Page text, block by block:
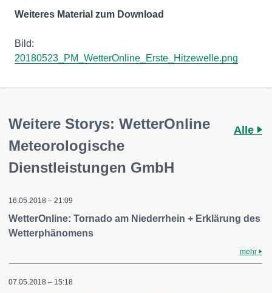
Weiteres Material zum Download
20180523_PM_WetterOnline_Erste_Hitzewelle.png
Weitere Storys: WetterOnline
Meteorologische
Dienstleistungen GmbH
Alle
16.05.2018 – 21:09
WetterOnline: Tornado am Niederrhein + Erklärung des
Wetterphänomens
mehr
07.05.2018 – 15:18